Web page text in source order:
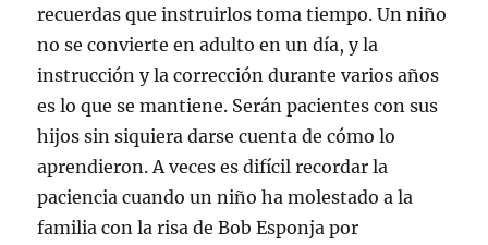
recuerdas que instruirlos toma tiempo. Un niño
no se convierte en adulto en un día, y la
instrucción y la corrección durante varios años
es lo que se mantiene. Serán pacientes con sus
hijos sin siquiera darse cuenta de cómo lo
aprendieron. A veces es difícil recordar la
paciencia cuando un niño ha molestado a la
familia con la risa de Bob Esponja por